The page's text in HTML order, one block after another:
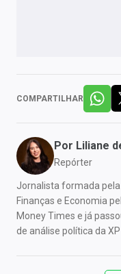
COMPARTILHAR
Por Liliane
Repórter
Jornalista formada pela
Finanças e Economia
Money Times e já
de análise política da